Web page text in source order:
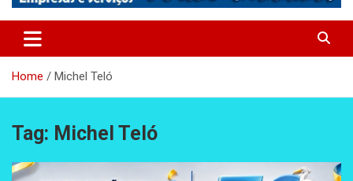
Home Michel Teló
Tag: Michel Teló